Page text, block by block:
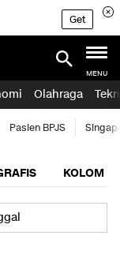
Get
MENU
Olahraga
Pasien BPJS
KOLOM